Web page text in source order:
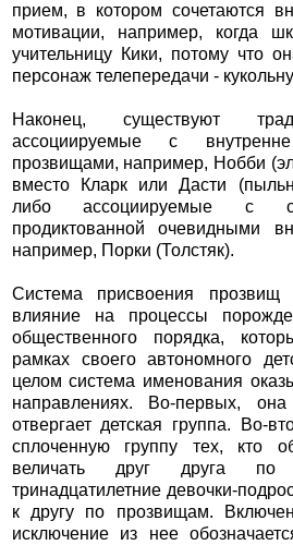
прием, в котором сочетаются
мотивации, например, когда
учительницу Кики, потому что
персонаж телепередачи -
Наконец, существуют
ассоциируемые с
прозвищами, например, Нобби
вместо Кларк или Дасти
либо ассоциируемые с
продиктованной очевидными
например, Порки (Толстяк).
Система присвоения прозвищ
влияние на процессы
общественного порядка,
рамках своего автономного
целом система именования
направлениях. Во-первых,
отвергает детская группа. Во-
сплоченную группу тех, кто
величать друг друга по
тринадцатилетние девочки-
к другу по прозвищам.
исключение из нее